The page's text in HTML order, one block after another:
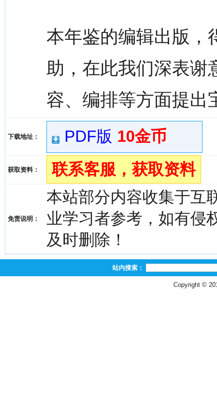
本年鉴的编辑出版，
助，在此我们深表谢
容、编排等方面提出
下载地址： PDF版 10金币
获取资料： 联系客服，获取资料
免责说明：
本站部分内容收集于互
业学习者参考，如有侵
及时删除！
站内搜索：
Copyright ©